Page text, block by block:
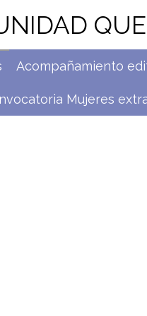
Acompañamiento
Mujeres